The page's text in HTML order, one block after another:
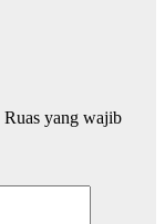
Ruas yang wajib